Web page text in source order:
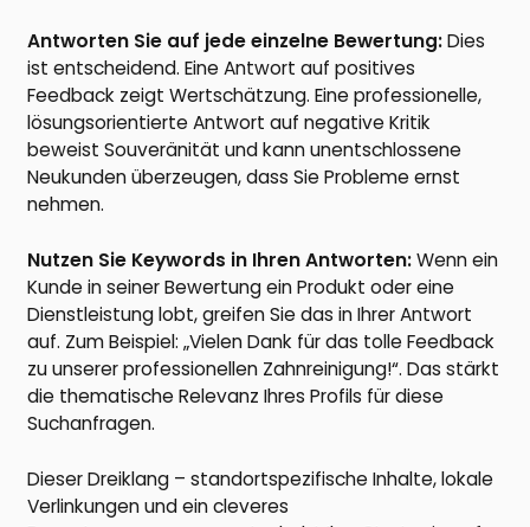
Antworten Sie auf jede einzelne Bewertung:Dies
ist entscheidend. Eine Antwort auf positives
Feedback zeigt Wertschätzung. Eine professionelle,
lösungsorientierte Antwort auf negative Kritik
beweist Souveränität und kann unentschlossene
Neukunden überzeugen, dass Sie Probleme ernst
nehmen.
Nutzen Sie Keywords in Ihren Antworten:Wenn ein
Kunde in seiner Bewertung ein Produkt oder eine
Dienstleistung lobt, greifen Sie das in Ihrer Antwort
auf. Zum Beispiel: „Vielen Dank für das tolle Feedback
zu unserer professionellen Zahnreinigung!“. Das stärkt
die thematische Relevanz Ihres Profils für diese
Suchanfragen.
Dieser Dreiklang – standortspezifische Inhalte, lokale
Verlinkungen und ein cleveres